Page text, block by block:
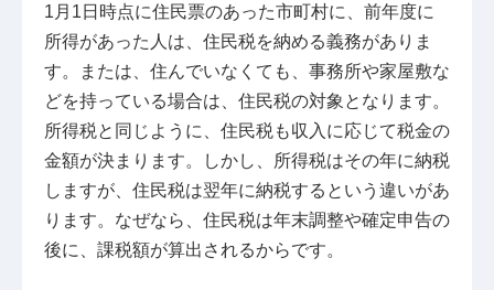
1月1日時点に住民票のあった市町村に、前年度に
所得があった人は、住民税を納める義務がありま
す。または、住んでいなくても、事務所や家屋敷な
どを持っている場合は、住民税の対象となります。
所得税と同じように、住民税も収入に応じて税金の
金額が決まります。しかし、所得税はその年に納税
しますが、住民税は翌年に納税するという違いがあ
ります。なぜなら、住民税は年末調整や確定申告の
後に、課税額が算出されるからです。